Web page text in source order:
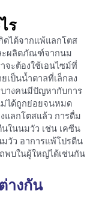
ร
ดได้จากแพ้แลกโตส
ะผลิตภัณฑ์จากนม
จะต้องใช้เอนไซม์ที่
เป็นน้ำตาลที่เล็กลง
บางคนมีปัญหากับการ
ม่ได้ถูกย่อยจนหมด
แลกโตสแล้ว การดื่ม
นในนมวัว เช่น เคซีน
มวัว อาการแพ้โปรตีน
พบในผู้ใหญ่ได้เช่นกัน
างกัน